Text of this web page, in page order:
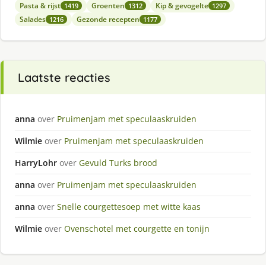
Pasta & rijst 1419 Groenten 1312 Kip & gevogelte 1297
Salades 1216 Gezonde recepten 1177
Laatste reacties
anna over Pruimenjam met speculaaskruiden
Wilmie over Pruimenjam met speculaaskruiden
HarryLohr over Gevuld Turks brood
anna over Pruimenjam met speculaaskruiden
anna over Snelle courgettesoep met witte kaas
Wilmie over Ovenschotel met courgette en tonijn